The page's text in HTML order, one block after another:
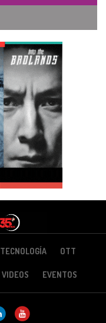
TECNOLOGÍA OTT
VIDEOS EVENTOS